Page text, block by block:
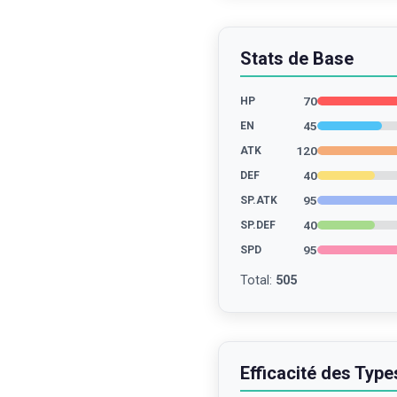
Stats de Base
HP 70
EN 45
ATK 120
DEF 40
SP.ATK 95
SP.DEF 40
SPD 95
Total : 505
Efficacité des